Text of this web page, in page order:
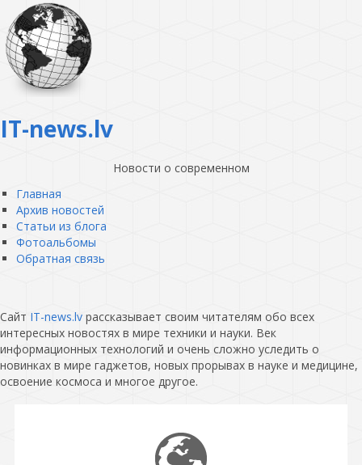
IT-news.lv
Новости о современном
Главная
Архив новостей
Статьи из блога
Фотоальбомы
Обратная связь
Сайт IT-news.lv рассказывает своим читателям обо всех
интересных новостях в мире техники и науки. Век
информационных технологий и очень сложно уследить о
новинках в мире гаджетов, новых прорывах в науке и медицине,
освоение космоса и многое другое.